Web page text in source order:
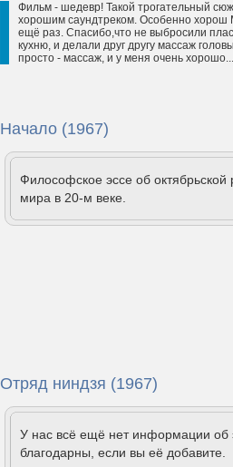
Фильм - шедевр! Такой трогательный
хорошим саундтреком. Особенно
ещё раз. Спасибо,что не выбросили
кухню, и делали друг другу массаж
просто - массаж, и у меня очень
Начало (1967)
Философское эссе об
мира в 20-м веке.
Отряд ниндзя (1967)
У нас всё ещё нет информации
благодарны, если вы её добавите.